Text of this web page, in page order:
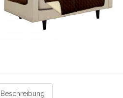
Beschreibung